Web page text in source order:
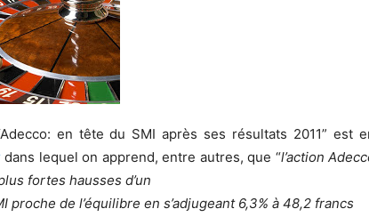
en tête du SMI après ses résultats 2011” est
dans lequel on apprend, entre autres, que “l’action
fortes hausses d’un
proche de l’équilibre en s’adjugeant 6,3% à 48,2 francs